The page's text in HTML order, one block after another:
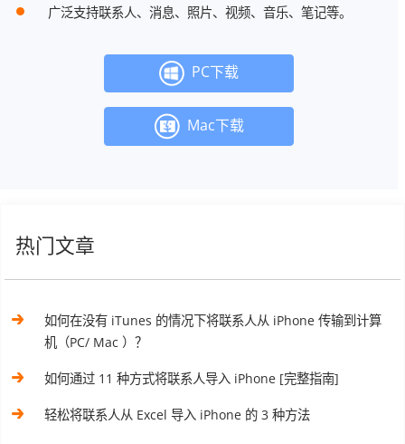
广泛支持联系人、消息、照片、视频、音乐、笔记等。
PC下载
Mac下载
热门文章
如何在没有 iTunes 的情况下将联系人从 iPhone 传输到计算
机（PC/ Mac ）？
如何通过 11 种方式将联系人导入 iPhone [完整指南]
轻松将联系人从 Excel 导入 iPhone 的 3 种方法